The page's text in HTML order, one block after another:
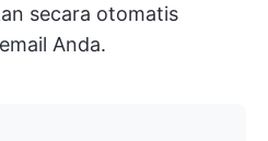
secara otomatis
Anda.